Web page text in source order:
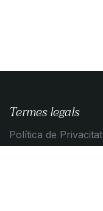
Termes legals
Política de Privacitat